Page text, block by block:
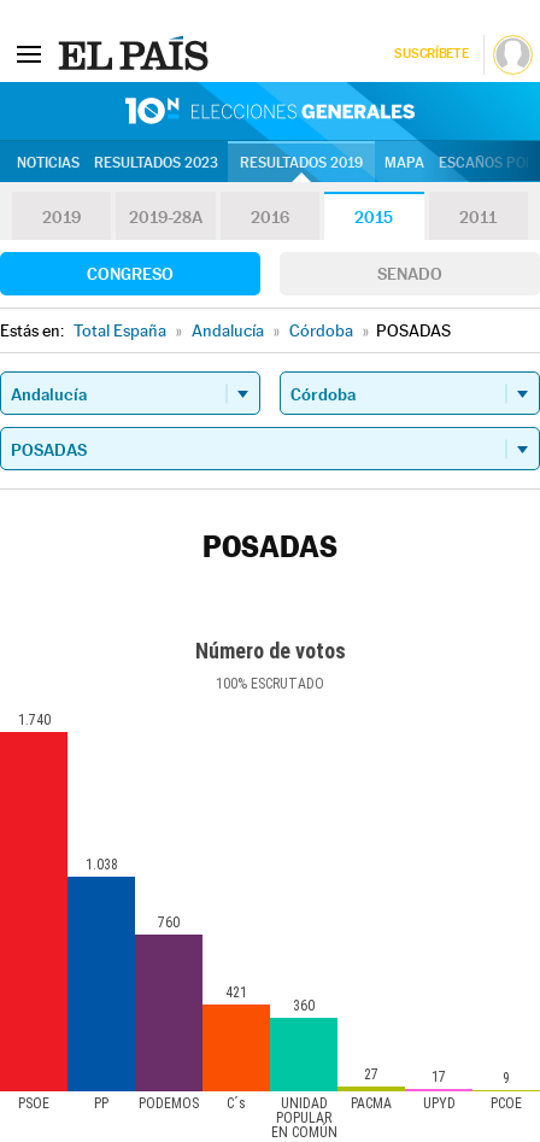
SUSCRÍBETE
NOTICIAS RESULTADOS 2023 RESULTADOS 2019 MAPA ESCAÑOS
2019 2019-28A 2016 2015 2011
CONGRESO SENADO
Estás en: Total España » Andalucía » Córdoba » POSADAS
POSADAS
Número de votos
100% ESCRUTADO
PSOE PP PODEMOS C´s
UNIDAD
POPULAR
EN COMÚN
PACMA UPYD PCOE
1.740
1.038
760
421
360
27 17 9